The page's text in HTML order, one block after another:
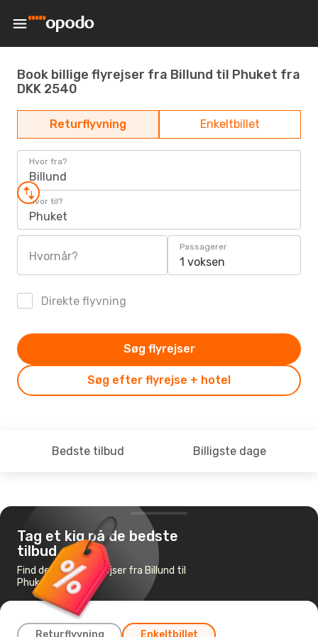
Book billige flyrejser fra Billund til Phuket fra
DKK 2540
Returflyvning Enkeltbillet
Hvor fra?
Billund
Hvor til?
Phuket
Hvornår?
Passagerer
1 voksen
Direkte flyvning
Søg efter flyrejse + hotel
Søg flyrejser
Bedste tilbud Billigste dage
Tag et kig på de bedste
tilbud
Find de billigste flyrejser fra Billund til
Phuket
Returflyvning Enkeltbillet